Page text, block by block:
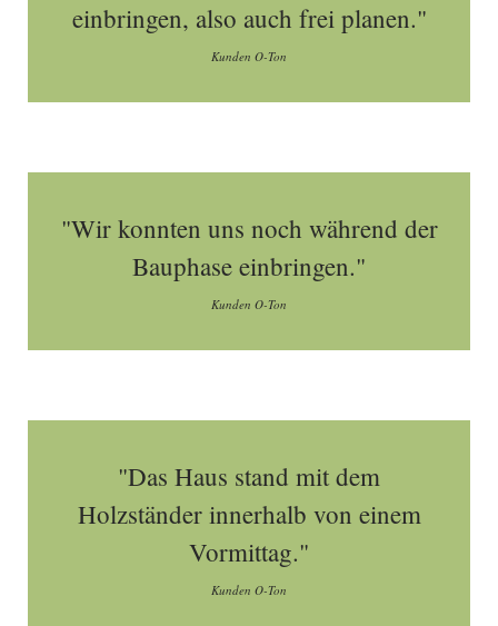
einbringen, also auch frei planen."
Kunden O-Ton
"Wir konnten uns noch während der
Bauphase einbringen."
Kunden O-Ton
"Das Haus stand mit dem
Holzständer innerhalb von einem
Vormittag."
Kunden O-Ton